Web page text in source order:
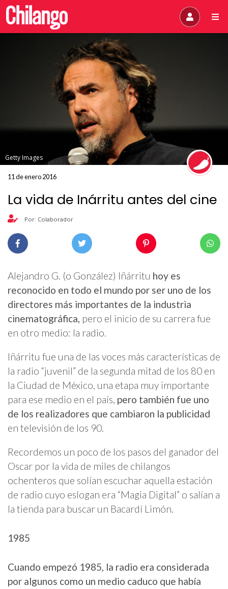
Getty Images
11 de enero 2016
La vida de Inárritu antes del cine
Por: Colaborador
Alejandro G. (o González) Iñárritu hoy es
reconocido en todo el mundo por ser uno de los
directores más importantes de la industria
cinematográfica, pero el inicio de su carrera fue
en otro medio: la radio.
Iñárritu fue una de las voces más características de
la radio “juvenil” de la segunda mitad de los 80 en
la Ciudad de México, una etapa muy importante
para ese medio en el país, pero también fue uno
de los realizadores que cambiaron la publicidad
en televisión de los 90.
Recordemos un poco de los pasos del ganador del
Oscar por la vida de miles de chilangos
ochenteros que solían escuchar aquella estación
de radio cuyo eslogan era “Magia Digital” o salían a
la tienda para buscar un Bacardí Limón.
1985
Cuando empezó 1985, la radio era considerada
por algunos como un medio caduco que había